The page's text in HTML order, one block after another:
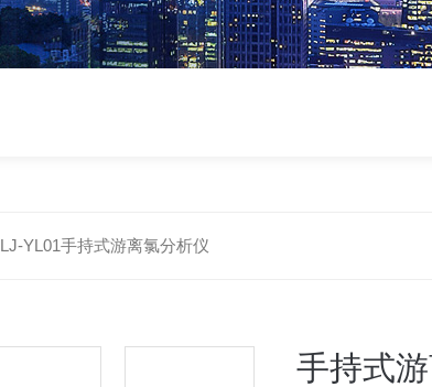
LJ-YL01手持式游离氯分析仪
手持式